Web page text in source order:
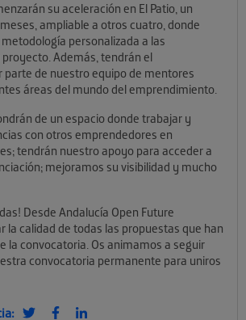
su aceleración en El Patio, un
ampliable a otros cuatro, donde
personalizada a las
Además, tendrán el
de nuestro equipo de mentores
áreas del mundo del emprendimiento.
de un espacio donde trabajar y
con otros emprendedores en
tendrán nuestro apoyo para acceder a
mejoramos su visibilidad y mucho
Desde Andalucía Open Future
la calidad de todas las propuestas que han
la convocatoria. Os animamos a seguir
convocatoria permanente para uniros